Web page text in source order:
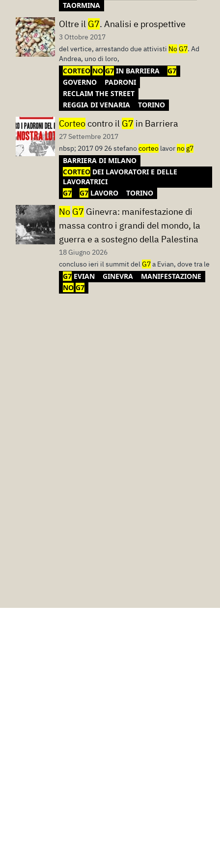
TAORMINA
Oltre il G7. Analisi e prospettive
3 Ottobre 2017
del vertice, arrestando due attivisti NoG7. Ad
Andrea, uno di loro,
CORTEO NO G7 IN BARRIERA
G7
GOVERNO
PADRONI
RECLAIM THE STREET
REGGIA DI VENARIA
TORINO
Corteocontro il G7 in Barriera
27 Settembre 2017
nbsp; 2017 09 26 stefanocorteo lavor no g7
BARRIERA DI MILANO
CORTEO DEI LAVORATORI E DELLE
LAVORATRICI
G7
G7 LAVORO TORINO
No G7 Ginevra: manifestazione di
massa contro i grandi del mondo, la
guerra e a sostegno della Palestina
18 Giugno 2026
concluso ieri il summit delG7a Evian, dove tra le
G7 EVIAN GINEVRA
MANIFESTAZIONE
NO G7